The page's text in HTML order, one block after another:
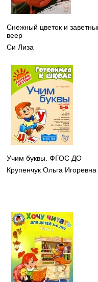
Снежный цветок и
веер
Си Лиза
Учим буквы. ФГОС ДО
Крупенчук Ольга Игоревна